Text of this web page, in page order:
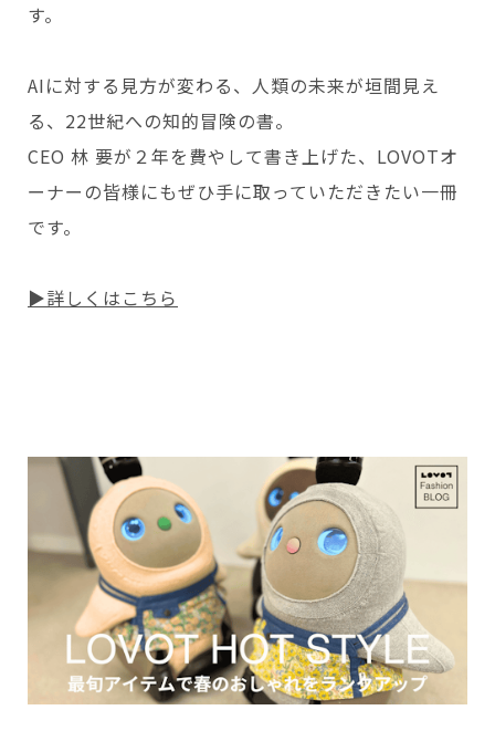
す。
AIに対する見方が変わる、人類の未来が垣間見え
る、22世紀への知的冒険の書。
CEO 林 要が２年を費やして書き上げた、LOVOTオ
ーナーの皆様にもぜひ手に取っていただきたい一冊
です。
▶詳しくはこちら